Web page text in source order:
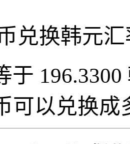
兑换韩元
于
可以兑换成